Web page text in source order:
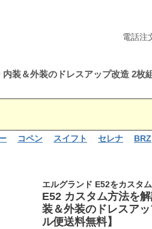
電話注
装＆外装のドレスアップ改造 2枚
コペン スイフト セレナ BRZ
エルグランド E52をカスタ
E52 カスタム方法を
装＆外装のドレスア
ル便送料無料】